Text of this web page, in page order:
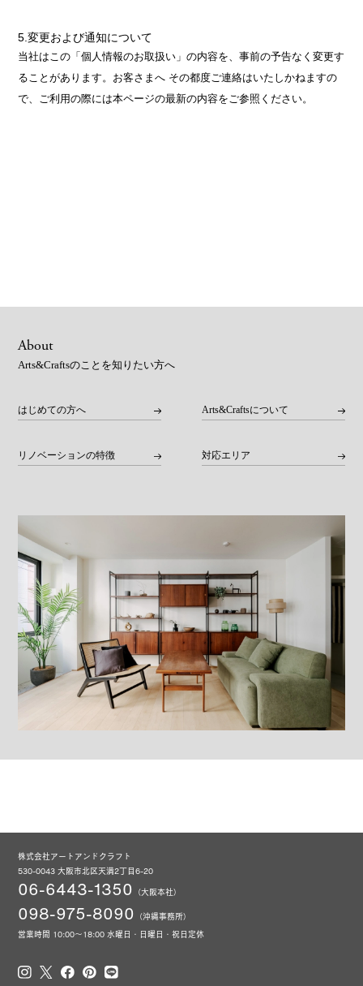
5.変更および通知について
当社はこの「個人情報のお取扱い」の内容を、事前の予告なく変更す
ることがあります。お客さまへ その都度ご連絡はいたしかねますの
で、ご利用の際には本ページの最新の内容をご参照ください。
About
Arts&Craftsのことを知りたい方へ
はじめての方へ Arts&Craftsについて
リノベーションの特徴 対応エリア
株式会社アートアンドクラフト
530-0043 大阪市北区天満2丁目6-20
06-6443-1350 （大阪本社）
098-975-8090
（沖縄事務所）
営業時間 10:00～18:00 水曜日・日曜日・祝日定休